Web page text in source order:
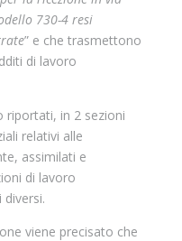
730-4 resi
” e che trasmettono
di lavoro
riportati, in 2 sezioni
relativi alle
assimilati e
di lavoro
viene precisato che